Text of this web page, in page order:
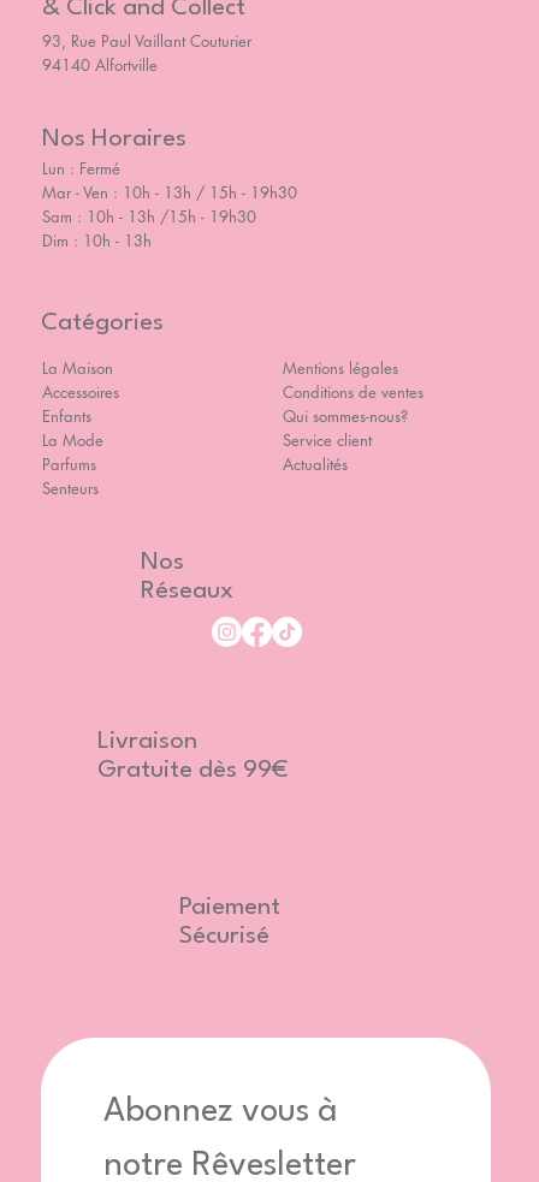
& Click and Collect
93, Rue Paul Vaillant Couturier
94140 Alfortville
Nos Horaires
Lun : Fermé
Mar - Ven : 10h - 13h / 15h - 19h30
Sam : 10h - 13h /15h - 19h30
Dim : 10h - 13h
Catégories
La Maison
Accessoires
Enfants
La Mode
Parfums
Senteurs
Mentions légales
Conditions de ventes
Qui sommes-nous?
Service client
Actualités
Abonnez vous à
notre Rêvesletter
Nos
Réseaux
Livraison
Gratuite dès 99€
Paiement
Sécurisé